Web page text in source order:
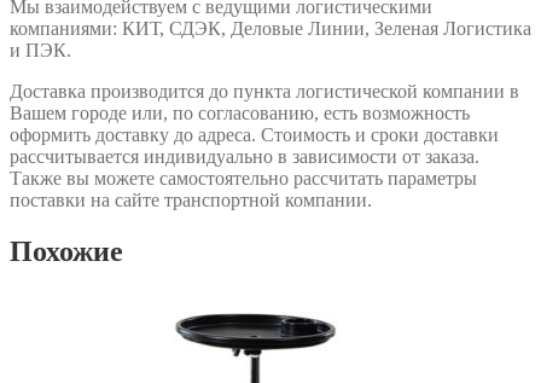
Мы взаимодействуем с ведущими логистическими
компаниями: КИТ, СДЭК, Деловые Линии, Зеленая Логистика
и ПЭК.
Доставка производится до пункта логистической компании в
Вашем городе или, по согласованию, есть возможность
оформить доставку до адреса. Стоимость и сроки доставки
рассчитывается индивидуально в зависимости от заказа.
Также вы можете самостоятельно рассчитать параметры
поставки на сайте транспортной компании.
Похожие